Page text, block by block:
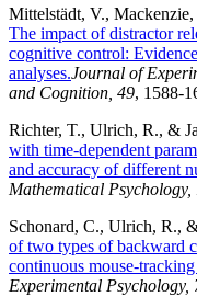
Mittelstädt, V.,
The impact of distractor
cognitive control:
analyses.Journal of
and Cognition, 49, 1588-
Richter, T., Ulrich, R., &
with time-dependent
and accuracy of different
Mathematical Psychology,
Schonard, C., Ulrich, R.,
of two types of backward
continuous mouse-tracking
Experimental Psychology,